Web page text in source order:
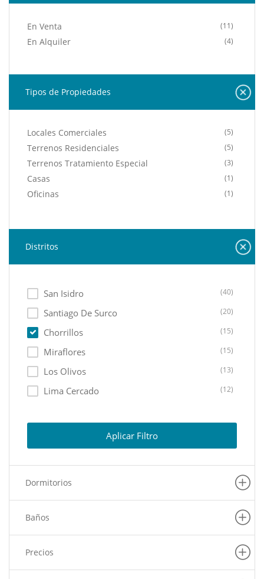
En Venta (11)
En Alquiler (4)
Tipos de Propiedades
Locales Comerciales (5)
Terrenos Residenciales (5)
Terrenos Tratamiento Especial (3)
Casas (1)
Oficinas (1)
Distritos
San Isidro (40)
Santiago De Surco (20)
Chorrillos (15)
Miraflores (15)
Los Olivos (13)
Lima Cercado (12)
Lurigancho (10)
La Molina (8)
Pachacamac
La Victoria
Aplicar Filtro
Dormitorios
Baños
Precios